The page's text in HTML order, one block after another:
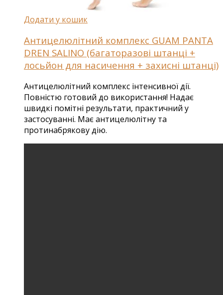
Додати у кошик
Антицелюлітний комплекс GUAM PANTA
DREN SALINO (багаторазові штанці +
лосьйон для насичення + захисні штанці)
Антицелюлітний комплекс інтенсивної дії.
Повністю готовий до використання! Надає
швидкі помітні результати, практичний у
застосуванні. Має антицелюлітну та
протинабрякову дію.